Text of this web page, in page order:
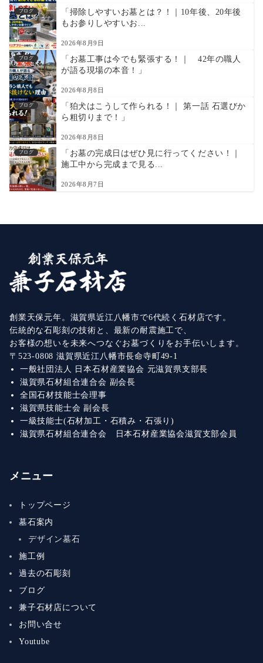
ブログ
「掃除しやすいお墓とは？！｜10年後、20年後
もお参りしやすいお...
2026年8月9日
ブログ
「お墓工事は今でも緊張する！｜ 42年の職人
が語る現場の本音！」
2026年8月8日
ブログ
「狛犬はこうして作られる！｜ 第一話 石選びか
ら粗切りまで！」
2026年8月8日
ブログ
「お墓の完成日はぜひ見に行ってください！｜
施工中から完成まで見る...
2026年8月7日
創業天保元年。滋賀県近江八幡市で6代続く石材店です。
伝統的な石彫刻の技術と、最新の耐震施工で、
お客様の想いを未来へつなぐお墓づくりをお手伝いします。
〒523-0808 滋賀県近江八幡市長命寺町49-1
一般社団法人 日本石材産業協会 元滋賀県支部長
滋賀県石材組合連合会 副会長
全国石材技能士会理事
滋賀県技能士会 副会長
一級技能士(石材加工・石積み・石張り)
滋賀県石材組合連合会 日本石材産業協会滋賀支部会員
メニュー
トップページ
墓石案内
デザイン墓石
施工例
過去の石彫刻
ブログ
兼子石材店について
お問い合せ
Youtube